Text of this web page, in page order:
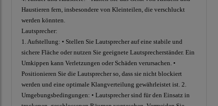
Haustieren fern, insbesondere von Kleinteilen, die verschluckt
werden könnten.
Lautsprecher:
1. Aufstellung: • Stellen Sie Lautsprecher auf eine stabile und
sichere Fläche oder nutzen Sie geeignete Lautsprecherständer. Ein
Umkippen kann Verletzungen oder Schäden verursachen. •
Positionieren Sie die Lautsprecher so, dass sie nicht blockiert
werden und eine optimale Klangverteilung gewährleistet ist. 2.
Umgebungsbedingungen: • Lautsprecher sind für den Einsatz in